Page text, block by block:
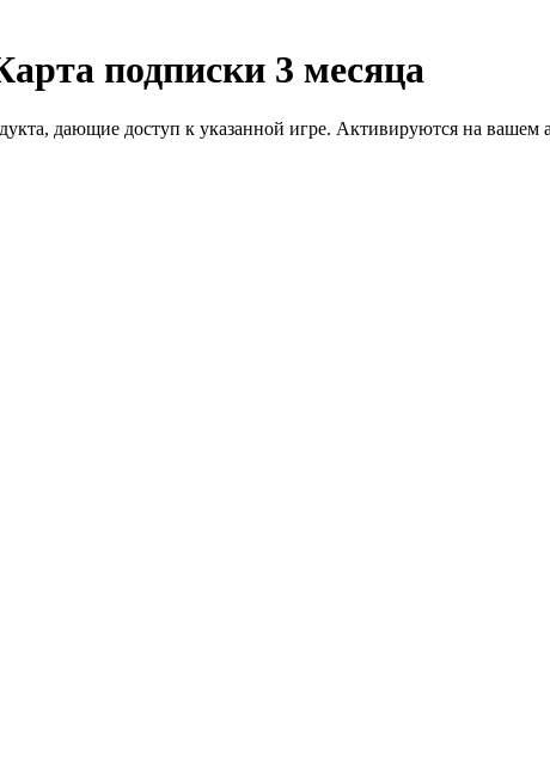
подписки 3 месяца
дающие доступ к указанной игре. Активируются на вашем